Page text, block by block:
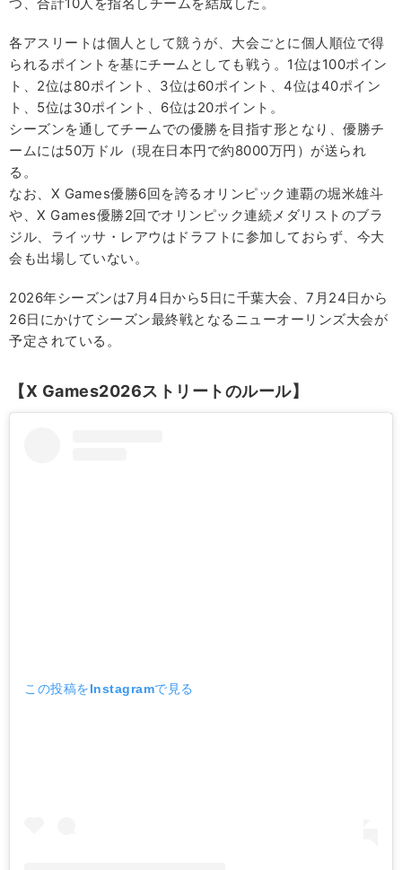
つ、合計10人を指名しチームを結成した。
各アスリートは個人として競うが、大会ごとに個人順位で得
られるポイントを基にチームとしても戦う。1位は100ポイン
ト、2位は80ポイント、3位は60ポイント、4位は40ポイン
ト、5位は30ポイント、6位は20ポイント。
シーズンを通してチームでの優勝を目指す形となり、優勝チ
ームには50万ドル（現在日本円で約8000万円）が送られ
る。
なお、X Games優勝6回を誇るオリンピック連覇の堀米雄斗
や、X Games優勝2回でオリンピック連続メダリストのブラ
ジル、ライッサ・レアウはドラフトに参加しておらず、今大
会も出場していない。
2026年シーズンは7月4日から5日に千葉大会、7月24日から
26日にかけてシーズン最終戦となるニューオーリンズ大会が
予定されている。
【X Games2026ストリートのルール】
この投稿をInstagramで見る